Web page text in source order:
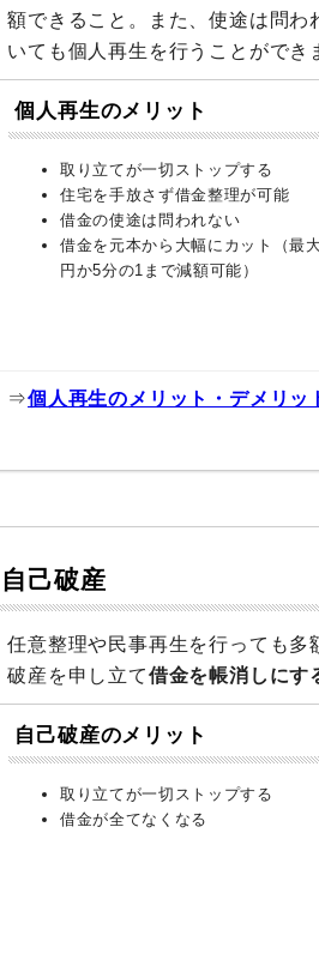
額できること。また、使途は問わ
いても個人再生を行うことができ
個人再生のメリット
取り立てが一切ストップする
住宅を手放さず借金整理が可能
借金の使途は問われない
借金を元本から大幅にカット（最
円か5分の1まで減額可能）
⇒個人再生のメリット・デメリッ
自己破産
任意整理や民事再生を行っても多
破産を申し立て借金を帳消しにす
自己破産のメリット
取り立てが一切ストップする
借金が全てなくなる